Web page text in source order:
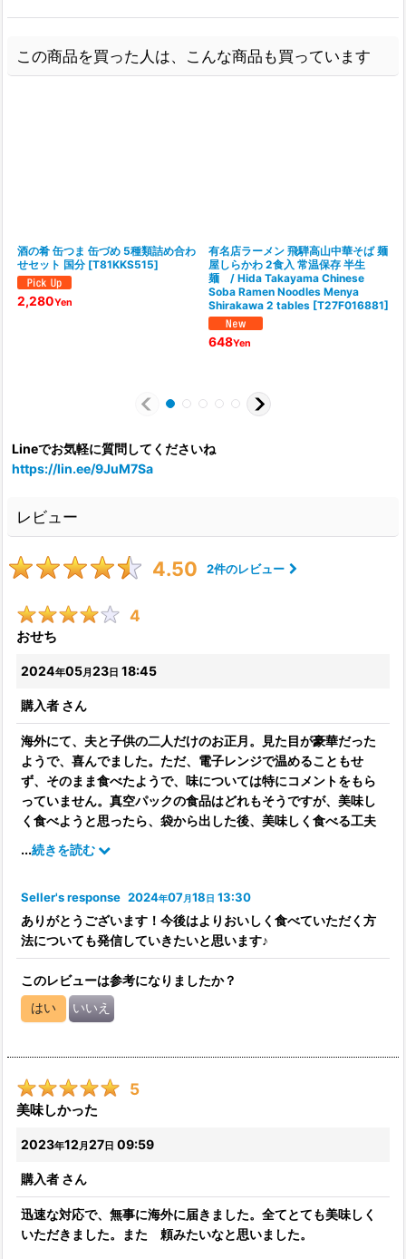
この商品を買った人は、こんな商品も買っています
酒の肴 缶つま 缶づめ 5種類詰め合わ
せセット 国分 [T81KKS515]
2,280Yen
有名店ラーメン 飛騨高山中華そば 麺
屋しらかわ 2食入 常温保存 半生
麺 / Hida Takayama Chinese
Soba Ramen Noodles Menya
Shirakawa 2 tables [T27F016881]
648Yen
Lineでお気軽に質問してくださいね
https://lin.ee/9JuM7Sa
レビュー
4.50 2件のレビュー
4
おせち
2024年05月 23 日 18:45
購入者 さん
海外にて、夫と子供の二人だけのお正月。見た目が豪華だった
ようで、喜んでました。ただ、電子レンジで温めることもせ
ず、そのまま食べたようで、味については特にコメントをもら
っていません。真空パックの食品はどれもそうですが、美味し
く食べようと思ったら、袋から出した後、美味しく食べる工夫
をする必要があると思います。
...続きを読む
Seller's response 2024年07月 18 日 13:30
ありがとうございます！今後はよりおいしく食べていただく方
法についても発信していきたいと思います♪
このレビューは参考になりましたか？
はい いいえ
5
美味しかった
2023年12月 27 日 09:59
購入者 さん
迅速な対応で、無事に海外に届きました。全てとても美味しく
いただきました。また 頼みたいなと思いました。